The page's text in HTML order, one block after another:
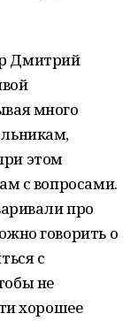
Дмитрий
много
этом
с вопросами.
про
говорить о
с
не
хорошее